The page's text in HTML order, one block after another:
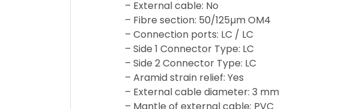
– External cable: No
– Fibre section: 50/125µm OM4
– Connection ports: LC / LC
– Side 1 Connector Type: LC
– Side 2 Connector Type: LC
– Aramid strain relief: Yes
– External cable diameter: 3 mm